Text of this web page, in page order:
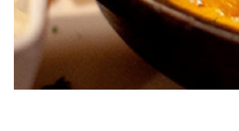
Hit enter to search or ESC to close